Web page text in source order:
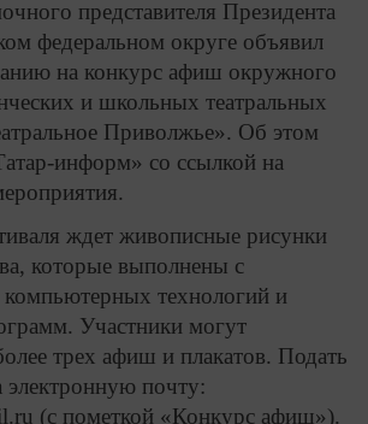
представителя Президента
федеральном округе объявил
на конкурс афиш окружного
и школьных театральных
Приволжье». Об этом
информ» со ссылкой на
ждет живописные рисунки
которые выполнены с
компьютерных технологий и
Участники могут
трех афиш и плакатов. Подать
электронную почту:
(с пометкой «Конкурс афиш»).